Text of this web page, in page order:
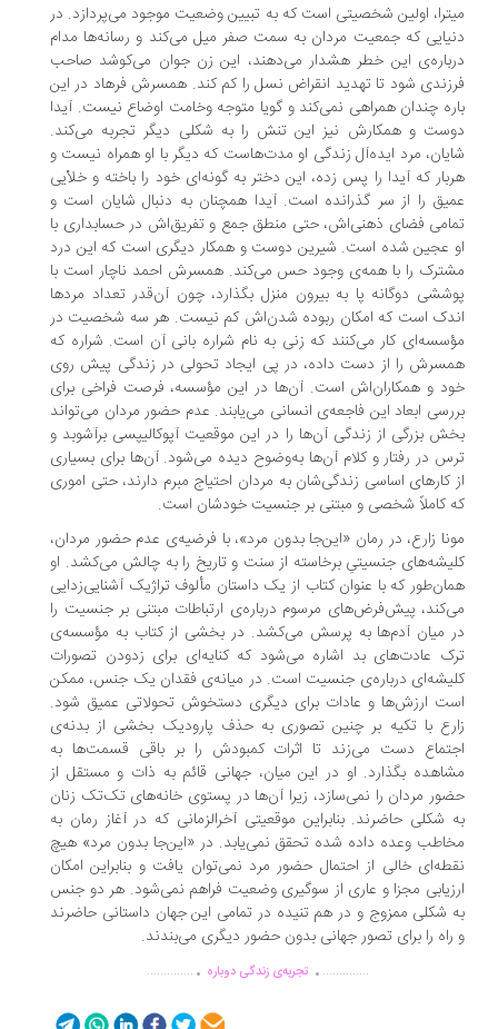
اولین شخصیتی است که به تبیین وضعیت موجود می‌پردازد. در
که جمعیت مردان به سمت صفر میل می‌کند و رسانه‌ها مدام
این خطر هشدار می‌دهند، این زن جوان می‌کوشد صاحب
شود تا تهدید انقراض نسل را کم کند. همسرش فرهاد در این‌
چندان همراهی نمی‌کند و گویا متوجه وخامت اوضاع نیست. آیدا
و همکارش نیز این تنش را به شکلی دیگر تجربه می‌کند.
مرد ایده‌آل زندگی او مدت‌هاست که دیگر با او همراه نیست و
که آیدا را پس زده، این دختر به گونه‌ای خود را باخته و خلأیی
را از سر گذرانده است. آیدا همچنان به دنبال شایان است و
فضای ذهنی‌اش، حتی منطق جمع و تفریق‌اش در حسابداری با
عجین شده است. شیرین دوست و همکار دیگری است که این درد
را با همه‌ی وجود حس می‌کند. همسرش احمد ناچار است با
دوگانه پا به بیرون منزل بگذارد، چون آن‌قدر تعداد مردها
است که امکان ربوده شدن‌اش کم نیست. هر سه شخصیت در
کار می‌کنند که زنی به نام شراره بانی آن است. شراره که
را از دست داده، در پی ایجاد تحولی در زندگی پیش‌ روی
و همکاران‌اش است. آن‌ها در این مؤسسه، فرصت فراخی برای
ابعاد این فاجعه‌ی انسانی می‌یابند. عدم حضور مردان می‌تواند
بزرگی از زندگی آن‌ها را در این موقعیت آپوکالیپسی برآشوبد و
در رفتار و کلام آن‌ها به‌وضوح دیده می‌شود. آن‌ها برای بسیاری
کارهای اساسی زندگی‌شان به مردان احتیاج مبرم دارند، حتی اموری
کاملاً شخصی و مبتنی بر جنسیت خودشان است.
زارع، در رمان «این‌جا بدون مرد»، با فرضیه‌ی عدم حضور مردان،
جنسیتیِ برخاسته از سنت و تاریخ را به چالش می‌کشد. او
که با عنوان کتاب از یک داستان مألوف تراژیک آشنایی‌زدایی
پیش‌فرض‌های مرسوم درباره‌ی ارتباطات مبتنی بر جنسیت را
میان آدم‌ها به پرسش می‌کشد. در بخشی از کتاب به مؤسسه‌ی
عادت‌های بد اشاره می‌شود که کنایه‌ای برای زدودن تصورات
درباره‌ی جنسیت است. در میانه‌ی فقدان یک جنس، ممکن
ارزش‌ها و عادات برای دیگری دستخوش تحولاتی عمیق شود.
با تکیه بر چنین تصوری به حذف پارودیک بخشی از بدنه‌ی
دست می‌زند تا اثرات کمبودش را بر باقی قسمت‌ها به
بگذارد. او در این میان، جهانی قائم به ذات و مستقل از
مردان را نمی‌سازد، زیرا آن‌ها در پستوی خانه‌های تک‌تک زنان
شکلی حاضرند. بنابراین موقعیتی آخرالزمانی که در آغاز رمان به
وعده داده شده تحقق نمی‌یابد. در «این‌جا بدون مرد» هیچ
خالی از احتمال حضور مرد نمی‌توان یافت و بنابراین امکان
مجزا و عاری از سوگیری وضعیت فراهم نمی‌شود. هر دو جنس
شکلی ممزوج و در هم تنیده در تمامی این جهان داستانی حاضرند
را برای تصور جهانی بدون حضور دیگری می‌بندند.
...............تجربه‌ی زندگی دوباره ...............